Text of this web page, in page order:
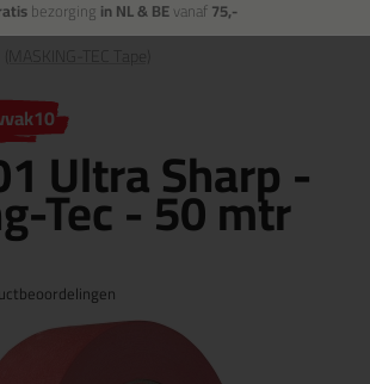
bezorging in NL & BEvanaf75,-
Ultra Sharp -
Tec - 50 mtr